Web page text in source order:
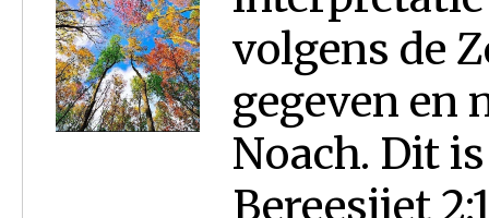
volgens de
gegeven en
Noach. Dit
Bereesjiet